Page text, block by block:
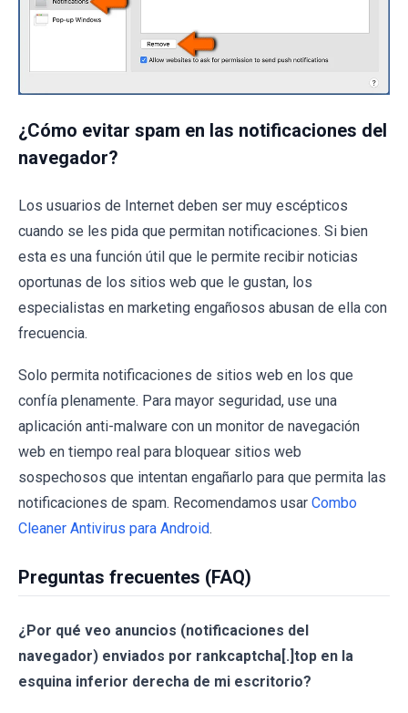
¿Cómo evitar spam en las notificaciones del
navegador?
Los usuarios de Internet deben ser muy escépticos
cuando se les pida que permitan notificaciones. Si bien
esta es una función útil que le permite recibir noticias
oportunas de los sitios web que le gustan, los
especialistas en marketing engañosos abusan de ella con
frecuencia.
Solo permita notificaciones de sitios web en los que
confía plenamente. Para mayor seguridad, use una
aplicación anti-malware con un monitor de navegación
web en tiempo real para bloquear sitios web
sospechosos que intentan engañarlo para que permita las
notificaciones de spam. Recomendamos usar Combo
Cleaner Antivirus para Android.
Preguntas frecuentes (FAQ)
¿Por qué veo anuncios (notificaciones del
navegador) enviados por rankcaptcha[.]top en la
esquina inferior derecha de mi escritorio?